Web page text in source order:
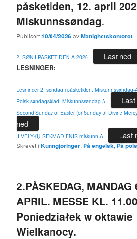
påsketiden, 12. april
Miskunnssøndag.
Publisert10/04/2026avMenighetskontoret
2. SØN I PÅSKETIDEN-A-2026 Last ned
LESNINGER:
Lesninger 2. søndag i påsketiden, Miskunnssøndag-
Polsk søndagsblad -Miskunnssøndag-A Last
Second Sunday of Easter (or Sunday of Divine
ned
II VELYKŲ SEKMADIENIS-miskunn-A Last
Skrevet i Kunngjøringer, På engelsk,På
2.PÅSKEDAG, MANDAG
APRIL. MESSE KL.
Poniedziałek w oktawie
Wielkanocy.